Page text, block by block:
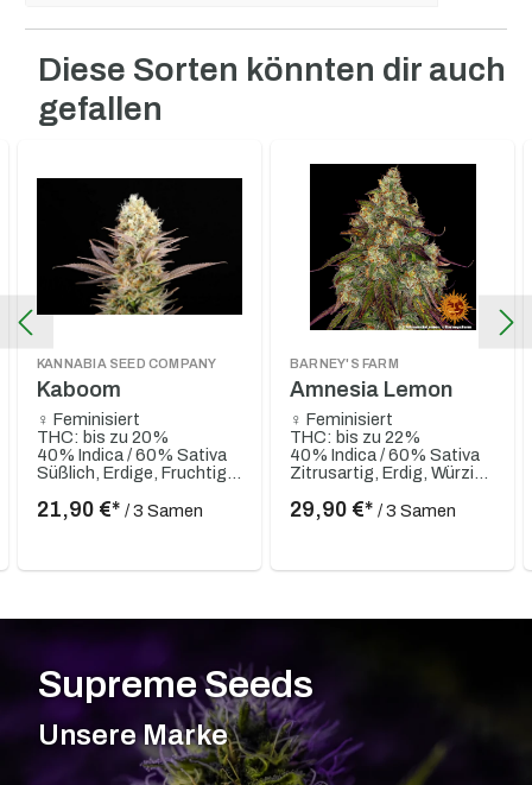
Produktgalerie überspringen
Diese Sorten könnten dir auch
gefallen
KANNABIA SEED COMPANY
Kaboom
♀ Feminisiert
THC: bis zu 20%
40% Indica / 60% Sativa
21,90 €* / 3 Samen
BARNEY'S FARM
Amnesia Lemon
♀ Feminisiert
THC: bis zu 22%
40% Indica / 60% Sativa
29,90 €* / 3 Samen
Supreme Seeds
Unsere Marke